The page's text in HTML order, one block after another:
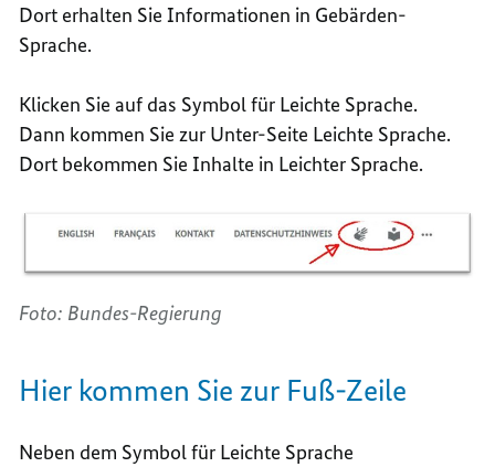
Dort erhalten Sie Informationen in Gebärden-
Sprache.
Klicken Sie auf das Symbol für Leichte Sprache.
Dann kommen Sie zur Unter-Seite Leichte Sprache.
Dort bekommen Sie Inhalte in Leichter Sprache.
Foto: Bundes-Regierung
Hier kommen Sie zur Fuß-Zeile
Neben dem Symbol für Leichte Sprache